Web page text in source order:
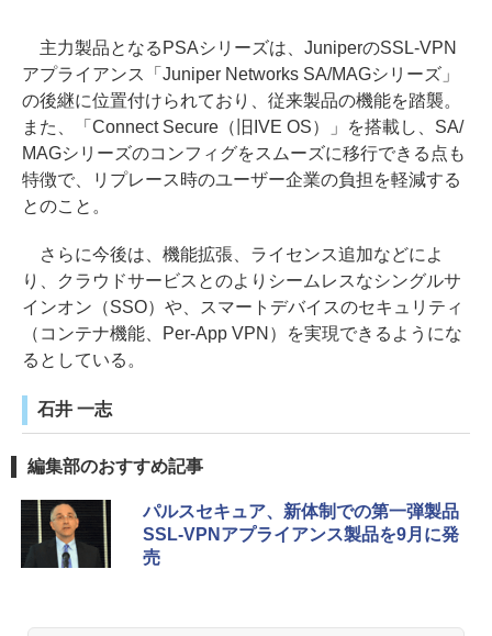
主力製品となるPSAシリーズは、JuniperのSSL-VPN
アプライアンス「Juniper Networks SA/MAGシリーズ」
の後継に位置付けられており、従来製品の機能を踏襲。
また、「Connect Secure（旧IVE OS）」を搭載し、SA/
MAGシリーズのコンフィグをスムーズに移行できる点も
特徴で、リプレース時のユーザー企業の負担を軽減する
とのこと。
さらに今後は、機能拡張、ライセンス追加などによ
り、クラウドサービスとのよりシームレスなシングルサ
インオン（SSO）や、スマートデバイスのセキュリティ
（コンテナ機能、Per-App VPN）を実現できるようにな
るとしている。
石井 一志
編集部のおすすめ記事
パルスセキュア、新体制での第一弾製品
SSL-VPNアプライアンス製品を9月に発
売